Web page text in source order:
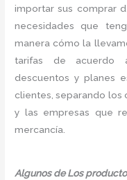
importar sus comprar
necesidades que
manera cómo la
tarifas de acuerdo
descuentos y planes
clientes, separando los
y las empresas que
mercancía.
Algunos de Los